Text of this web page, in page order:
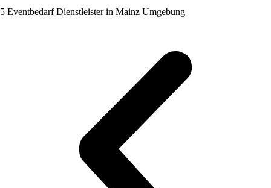
5 Eventbedarf Dienstleister in Mainz Umgebung